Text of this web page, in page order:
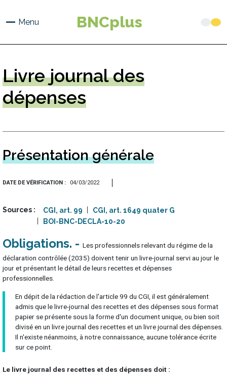
principal
Menu BNCplus
Livrejournal des
dépenses
Présentation générale
DATE DE VÉRIFICATION 04/03/2022
Sources CGI, art. 99
CGI, art. 1649 quater G
BOI-BNC-DECLA-10-20
Obligations
Les professionnels relevant du régime de la
déclaration contrôlée (2035) doivent tenir un livre-journal servi au jour le
jour et présentant le détail de leurs recettes et dépenses
professionnelles.
En dépit de la rédaction de l'article 99 du CGI, il est généralement
admis que le livre-journal des recettes et des dépenses sous format
papier se présente sous la forme d'un document unique, ou bien soit
divisé en un livre journal des recettes et un livre journal des dépenses.
Il n'existe néanmoins, à notre connaissance, aucune tolérance écrite
sur ce point.
Le livre journal des recettes et des dépenses doit :